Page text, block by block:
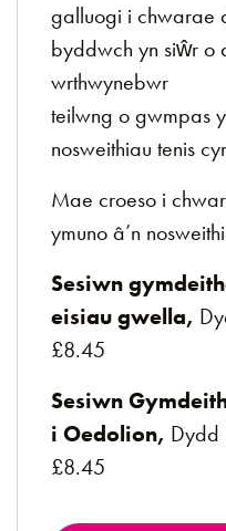
galluogi i chwarae
byddwch yn siŵr o
wrthwynebwr
teilwng o gwmpas
nosweithiau tenis
Mae croeso i
ymuno â’n
Sesiwn
eisiau gwella,
£8.45
Sesiwn
i Oedolion, Dydd
£8.45